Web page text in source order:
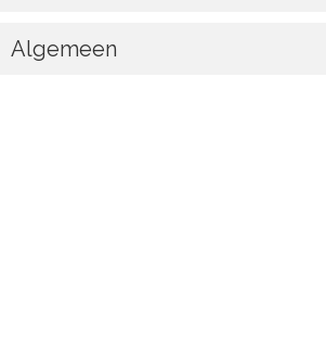
Algemeen